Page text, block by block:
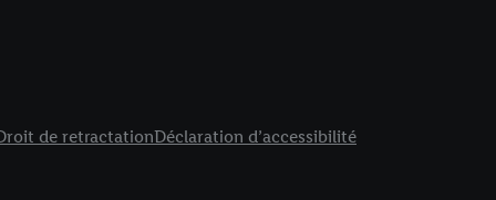
de retractationDéclaration d’accessibilité